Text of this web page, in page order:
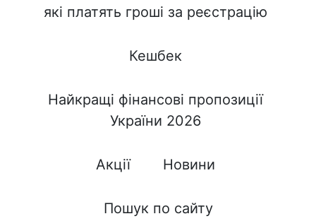
які платять гроші за реєстрацію
Кешбек
Найкращі фінансові пропозиції
України 2026
Акції Новини
Пошук по сайту